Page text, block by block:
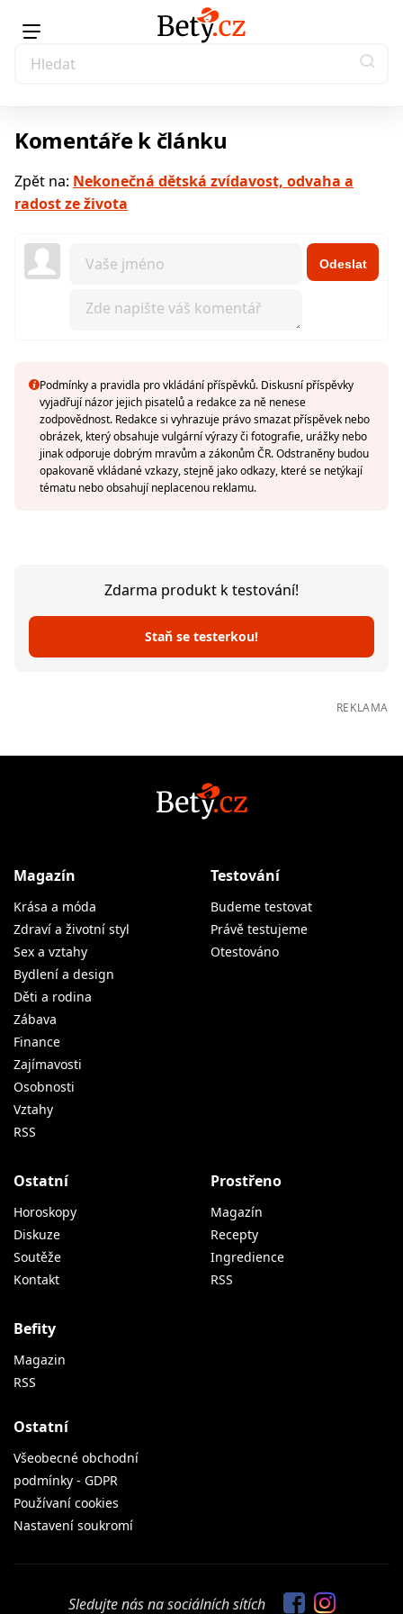
Komentáře k článku
Zpět na: Nekonečná dětská zvídavost, odvaha a
radost ze života
Odeslat
Podmínky a pravidla pro vkládání příspěvků. Diskusní příspěvky
vyjadřují názor jejich pisatelů a redakce za ně nenese
zodpovědnost. Redakce si vyhrazuje právo smazat příspěvek nebo
obrázek, který obsahuje vulgární výrazy či fotografie, urážky nebo
jinak odporuje dobrým mravům a zákonům ČR. Odstraněny budou
opakovaně vkládané vzkazy, stejně jako odkazy, které se netýkají
tématu nebo obsahují neplacenou reklamu.
Zdarma produkt k testování!
Staň se testerkou!
REKLAMA
Magazín
Krása a móda
Zdraví a životní styl
Sex a vztahy
Bydlení a design
Děti a rodina
Zábava
Finance
Zajímavosti
Osobnosti
Vztahy
RSS
Testování
Budeme testovat
Právě testujeme
Otestováno
Ostatní
Horoskopy
Diskuze
Soutěže
Kontakt
Prostřeno
Magazín
Recepty
Ingredience
RSS
Befity
Magazin
RSS
Ostatní
Všeobecné obchodní
podmínky - GDPR
Používaní cookies
Nastavení soukromí
Sledujte nás na sociálních sítích